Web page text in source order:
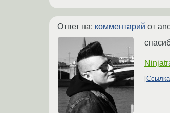
Ответ на: комментарий от
Ссылка